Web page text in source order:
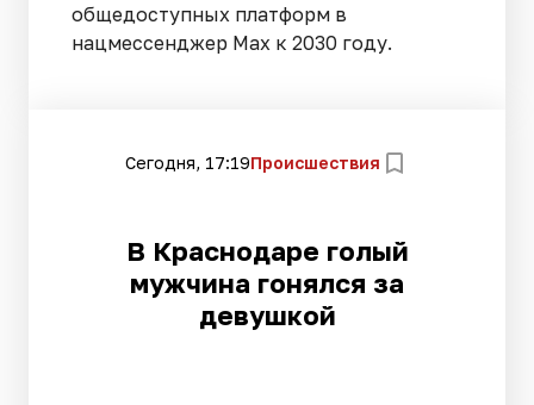
общедоступных платформ в
нацмессенджер Max к 2030 году.
Сегодня, 17:19Происшествия
В Краснодаре голый
мужчина гонялся за
девушкой